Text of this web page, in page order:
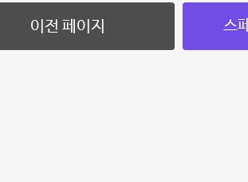
이전 페이지 스